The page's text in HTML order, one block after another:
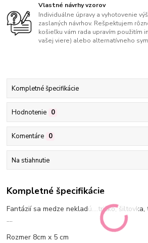
Vlastné návrhy vzorov
Individuálne úpravy a vyhotovenie
zaslaných návrhov. Rešpektujem
košieľku vám rada upravím použitím
vašej viere) alebo alternatívneho
Kompletné špecifikácie
Hodnotenie 0
Komentáre 0
Na stiahnutie
Kompletné špecifikácie
Fantázií sa medze nekladú....tričko,
....
Rozmer 8cm x 5 cm